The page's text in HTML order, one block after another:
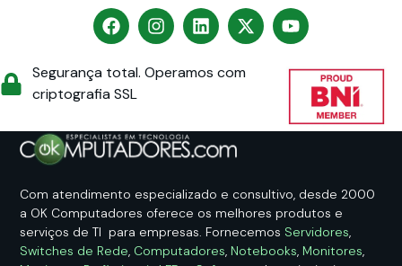
Segurança total. Operamos com
criptografia SSL
Com atendimento especializado e consultivo, desde 2000
a OK Computadores oferece os melhores produtos e
serviços de TI para empresas. Fornecemos Servidores
Switches de Rede Computadores Notebooks Monitores